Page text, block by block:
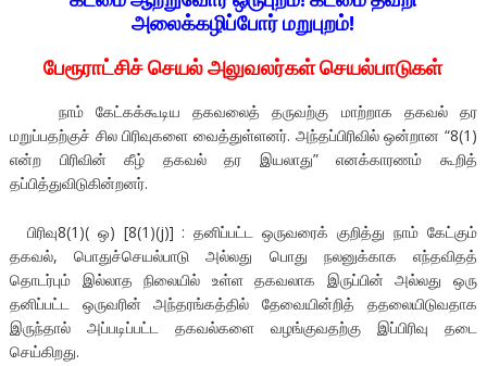
அலைக்கழிப்போர் மறுபுறம்!
பேரூராட்சிச் செயல் அலுவலர்கள் செயல்பாடுகள்
நாம் கேட்கக்கூடிய தகவலைத் தருவற்கு மாற்றாக தகவல் தர
மறுப்பதற்குச் சில பிரிவுகளை வைத்துள்ளனர். அந்தப்பிரிவில் ஒன்றான “8(1)
என்ற பிரிவின் கீழ் தகவல் தர இயலாது” எனக்காரணம் கூறித்
தப்பித்துவிடுகின்றனர்.
பிரிவு8(1)( ஒ) [8(1)(j)] : தனிப்பட்ட ஒருவரைக் குறித்து நாம் கேட்கும்
தகவல், பொதுச்செயல்பாடு அல்லது பொது நலனுக்காக எந்தவிதத்
தொடர்பும் இல்லாத நிலையில் உள்ள தகவலாக இருப்பின் அல்லது ஒரு
தனிப்பட்ட ஒருவரின் அந்தரங்கத்தில் தேவையின்றித் ததலையிடுவதாக
இருந்தால் அப்படிப்பட்ட தகவல்களை வழங்குவதற்கு இப்பிரிவு தடை
செய்கிறது.